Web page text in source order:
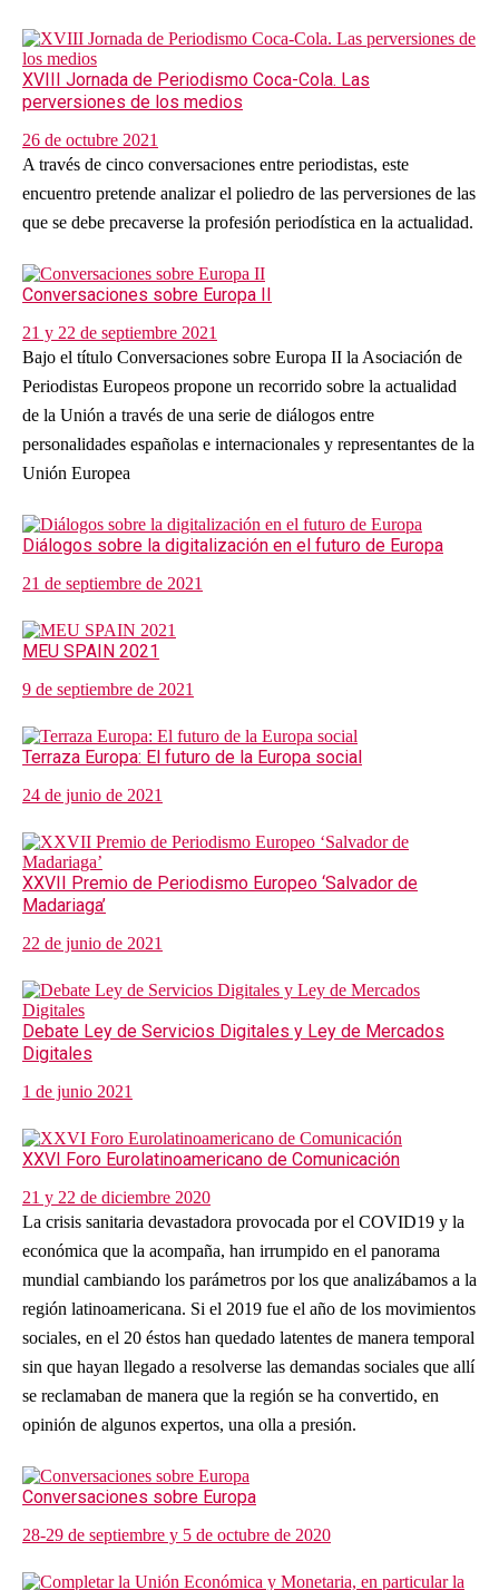
XVIII Jornada de Periodismo Coca-Cola. Las
perversiones de los medios
26 de octubre 2021
A través de cinco conversaciones entre periodistas, este
encuentro pretende analizar el poliedro de las perversiones de las
que se debe precaverse la profesión periodística en la actualidad.
Conversaciones sobre Europa II
21 y 22 de septiembre 2021
Bajo el título Conversaciones sobre Europa II la Asociación de
Periodistas Europeos propone un recorrido sobre la actualidad
de la Unión a través de una serie de diálogos entre
personalidades españolas e internacionales y representantes de la
Unión Europea
Diálogos sobre la digitalización en el futuro de Europa
21 de septiembre de 2021
MEU SPAIN 2021
9 de septiembre de 2021
Terraza Europa: El futuro de la Europa social
24 de junio de 2021
XXVII Premio de Periodismo Europeo ‘Salvador de
Madariaga’
22 de junio de 2021
Debate Ley de Servicios Digitales y Ley de Mercados
Digitales
1 de junio 2021
XXVI Foro Eurolatinoamericano de Comunicación
21 y 22 de diciembre 2020
La crisis sanitaria devastadora provocada por el COVID19 y la
económica que la acompaña, han irrumpido en el panorama
mundial cambiando los parámetros por los que analizábamos a la
región latinoamericana. Si el 2019 fue el año de los movimientos
sociales, en el 20 éstos han quedado latentes de manera temporal
sin que hayan llegado a resolverse las demandas sociales que allí
se reclamaban de manera que la región se ha convertido, en
opinión de algunos expertos, una olla a presión.
Conversaciones sobre Europa
28-29 de septiembre y 5 de octubre de 2020